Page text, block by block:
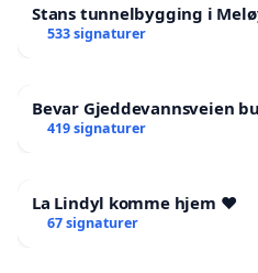
Stans tunnelbygging i
533 signaturer
Bevar Gjeddevannsveien
419 signaturer
La Lindyl komme hjem ❤️
67 signaturer